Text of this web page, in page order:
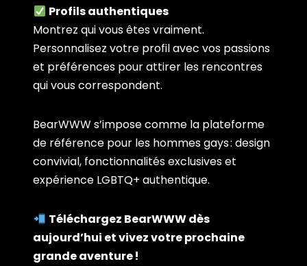
Profils authentiques
Montrez qui vous êtes vraiment.
Personnalisez votre profil avec vos passions
et préférences pour attirer les rencontres
qui vous correspondent.
BearWWW s’impose comme la plateforme
de référence pour les hommes gays : design
convivial, fonctionnalités exclusives et
expérience LGBTQ+ authentique.
Téléchargez BearWWW dès
aujourd’hui et vivez votre prochaine
grande aventure !